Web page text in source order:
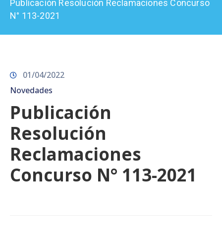
Prensa
Publicación Resolución Reclamaciones Concurso
N° 113-2021
01/04/2022
Novedades
Publicación
Resolución
Reclamaciones
Concurso N° 113-2021